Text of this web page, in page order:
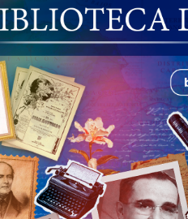
Gaceta Oficial de la República de
Catálogo temático de obras de